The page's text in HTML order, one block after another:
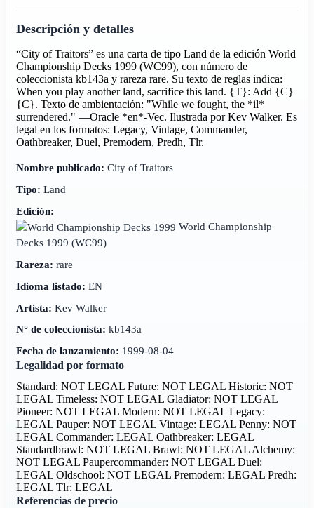
Descripción y detalles
“City of Traitors” es una carta de tipo Land de la edición World
Championship Decks 1999 (WC99), con número de
coleccionista kb143a y rareza rare. Su texto de reglas indica:
When you play another land, sacrifice this land. {T}: Add {C}
{C}. Texto de ambientación: "While we fought, the *il*
surrendered." —Oracle *en*-Vec. Ilustrada por Kev Walker. Es
legal en los formatos: Legacy, Vintage, Commander,
Oathbreaker, Duel, Premodern, Predh, Tlr.
Nombre publicado: City of Traitors
Tipo: Land
Edición:
World Championship
Decks 1999(WC99)
Rareza: rare
Idioma listado: EN
Artista: Kev Walker
N° de coleccionista: kb143a
Fecha de lanzamiento: 1999-08-04
Legalidad por formato
Standard: NOT LEGALFuture: NOT LEGALHistoric: NOT
LEGALTimeless: NOT LEGALGladiator: NOT LEGAL
Pioneer: NOT LEGALModern: NOT LEGALLegacy:
LEGALPauper: NOT LEGALVintage: LEGALPenny: NOT
LEGALCommander: LEGALOathbreaker: LEGAL
Standardbrawl: NOT LEGALBrawl: NOT LEGAL Alchemy:
NOT LEGALPaupercommander: NOT LEGALDuel:
LEGALOldschool: NOT LEGALPremodern: LEGALPredh:
LEGALTlr: LEGAL
Referencias de precio